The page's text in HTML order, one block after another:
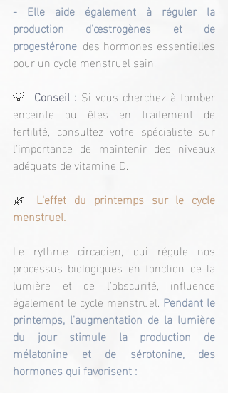
- Elle aide également à réguler la
production d'œstrogènes et de
progestérone, des hormones essentielles
pour un cycle menstruel sain.
💡 Conseil : Si vous cherchez à tomber
enceinte ou êtes en traitement de
fertilité, consultez votre spécialiste sur
l'importance de maintenir des niveaux
adéquats de vitamine D.
🌿
L'effet du printemps sur le cycle
menstruel.
Le rythme circadien, qui régule nos
processus biologiques en fonction de la
lumière et de l'obscurité, influence
également le cycle menstruel. Pendant le
printemps, l'augmentation de la lumière
du jour stimule la production de
mélatonine et de sérotonine, des
hormones qui favorisent :